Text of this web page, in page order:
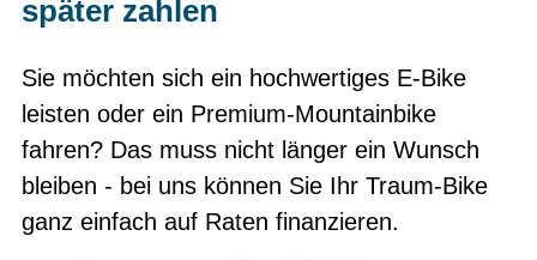
später zahlen
Sie möchten sich ein hochwertiges E-Bike
leisten oder ein Premium-Mountainbike
fahren? Das muss nicht länger ein Wunsch
bleiben - bei uns können Sie Ihr Traum-Bike
ganz einfach auf Raten finanzieren.